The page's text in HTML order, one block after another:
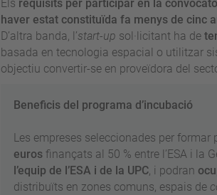
Els requisits per participar en la
haver estat constituïda fa menys de cinc
D’altra banda, l’start-up sol·licitant ha de
basada en tecnologia espacial o utilitzar
objectiu convertir-se en proveïdora del
Beneficis del programa d’incubació
Les empreses seleccionades per formar
eurosfinançats al 50 % entre l’ESA i la
l’equip de l’ESA i de la UPC, i podran
distribuïts en zones comuns, espais de